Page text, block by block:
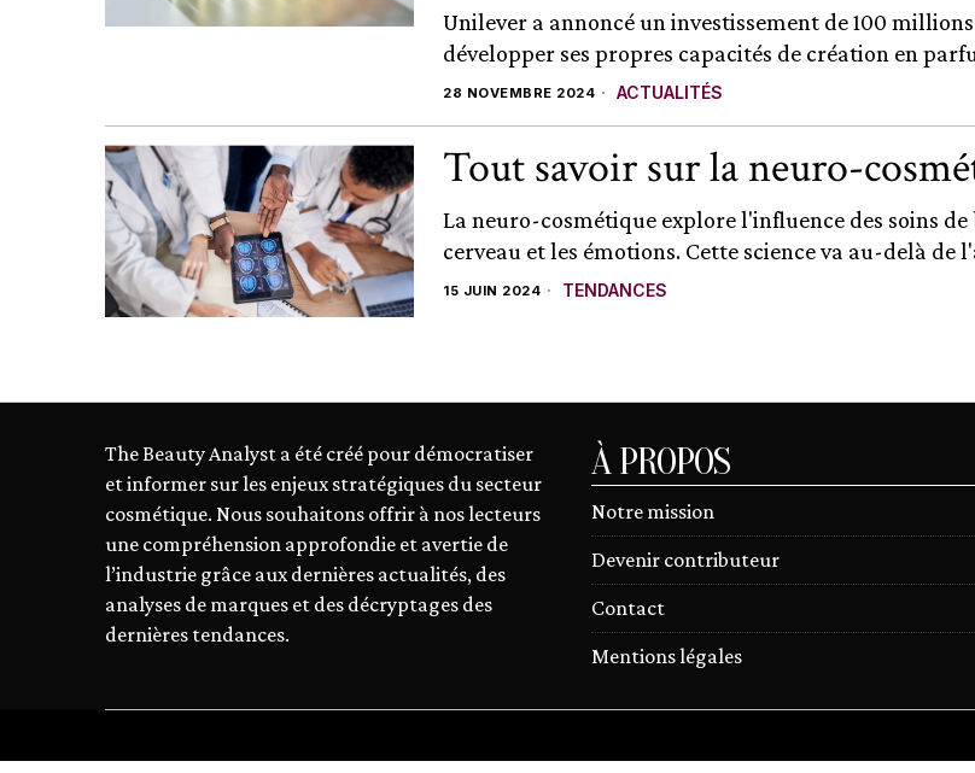
Unilever a annoncé un investissement de 100
développer ses propres capacités de création en
28 NOVEMBRE 2024 ACTUALITÉS
Tout savoir sur la neuro-
La neuro-cosmétique explore l'influence des soins de
cerveau et les émotions. Cette science va au-delà de
15 JUIN 2024 TENDANCES
The Beauty Analyst a été créé pour démocratiser
et informer sur les enjeux stratégiques du secteur
cosmétique. Nous souhaitons offrir à nos lecteurs
une compréhension approfondie et avertie de
l’industrie grâce aux dernières actualités, des
analyses de marques et des décryptages des
dernières tendances.
À PROPOS
Notre mission
Devenir contributeur
Contact
Mentions légales